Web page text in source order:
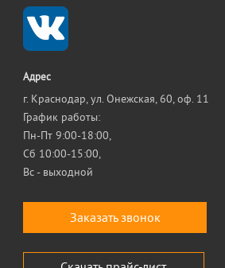
Адрес
г. Краснодар, ул. Онежская, 60, оф. 11
График работы:
Пн-Пт 9:00-18:00,
Сб 10:00-15:00,
Вс - выходной
Заказать звонок